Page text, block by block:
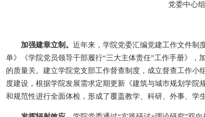
党委中心
加强建章立制。 近年来，学院党委汇编党建工作文件制
单》《学院党员领导干部履行“三大主体责任”工作手册》
的质量关。建立学院党支部工作督查制度，成立督查工作小
度建设，根据学院发展需求定期更新《建筑与城市规划学院
和规范性进行全面体检，形成了覆盖教学、科研、外事、学